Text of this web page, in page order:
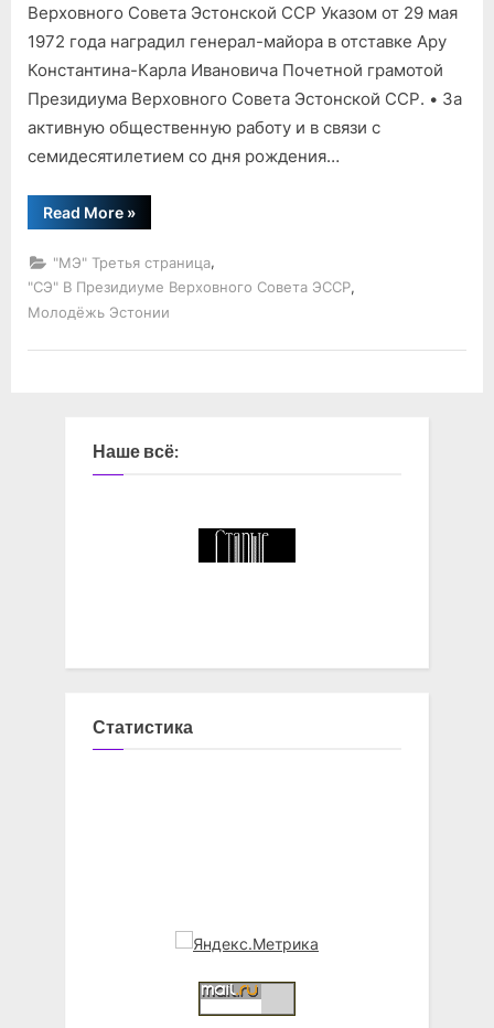
ЭССР
Верховного Совета Эстонской ССР Указом от 29 мая
1972 года наградил генерал-майора в отставке Ару
Константина-Карла Ивановича Почетной грамотой
Президиума Верховного Совета Эстонской ССР. • За
активную общественную работу и в связи с
семидесятилетием со дня рождения…
Read More“В
президиуме
совета
ЭССР”
»
"МЭ" Третья страница,
"СЭ" В Президиуме Верховного Совета ЭССР,
Молодёжь Эстонии
Наше всё:
Статистика